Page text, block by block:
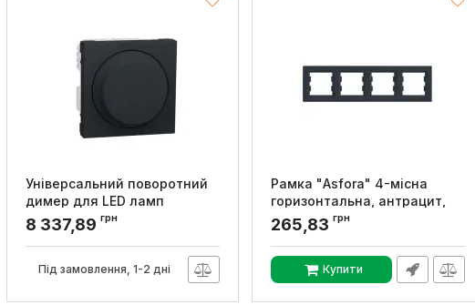
Універсальний поворотний
димер для LED ламп
антрацит, Unica New,
Schneider Electric
8 337,89 грн
Під замовлення, 1-2 дні
Рамка "Asfora" 4-місна
горизонтальна, антрацит,
Schneider Electric
Артикул:
265,83 грн
Купити